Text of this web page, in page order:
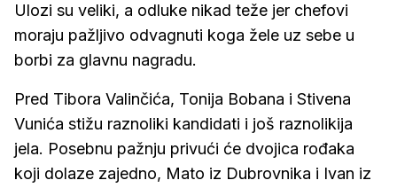
Ulozi su veliki, a odluke nikad teže jer chefovi
moraju pažljivo odvagnuti koga žele uz sebe u
borbi za glavnu nagradu.
Pred Tibora Valinčića, Tonija Bobana i Stivena
Vunića stižu raznoliki kandidati i još raznolikija
jela. Posebnu pažnju privući će dvojica rođaka
koji dolaze zajedno, Mato iz Dubrovnika i Ivan iz